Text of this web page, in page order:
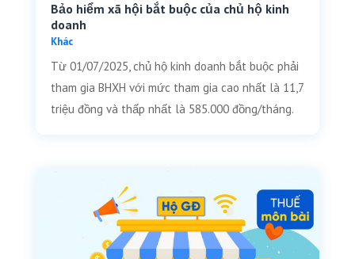
Bảo hiểm xã hội bắt buộc của chủ hộ kinh
doanh
Khác
Từ 01/07/2025, chủ hộ kinh doanh bắt buộc phải
tham gia BHXH với mức tham gia cao nhất là 11,7
triệu đồng và thấp nhất là 585.000 đồng/tháng.